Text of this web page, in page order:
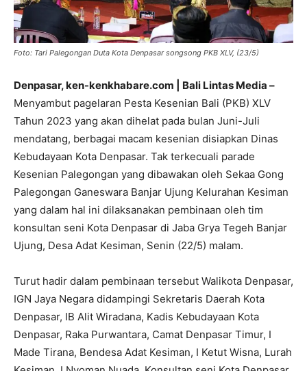
Foto: Tari Palegongan Duta Kota Denpasar songsong PKB XLV, (23/5)
Denpasar, ken-kenkhabare.com | Bali Lintas Media –
Menyambut pagelaran Pesta Kesenian Bali (PKB) XLV
Tahun 2023 yang akan dihelat pada bulan Juni-Juli
mendatang, berbagai macam kesenian disiapkan Dinas
Kebudayaan Kota Denpasar. Tak terkecuali parade
Kesenian Palegongan yang dibawakan oleh Sekaa Gong
Palegongan Ganeswara Banjar Ujung Kelurahan Kesiman
yang dalam hal ini dilaksanakan pembinaan oleh tim
konsultan seni Kota Denpasar di Jaba Grya Tegeh Banjar
Ujung, Desa Adat Kesiman, Senin (22/5) malam.
Turut hadir dalam pembinaan tersebut Walikota Denpasar,
IGN Jaya Negara didampingi Sekretaris Daerah Kota
Denpasar, IB Alit Wiradana, Kadis Kebudayaan Kota
Denpasar, Raka Purwantara, Camat Denpasar Timur, I
Made Tirana, Bendesa Adat Kesiman, I Ketut Wisna, Lurah